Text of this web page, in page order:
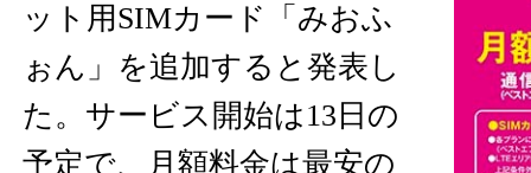
ット用SIMカード「みおふ
ぉん」を追加すると発表し
た。サービス開始は13日の
予定で、月額料金は最安の